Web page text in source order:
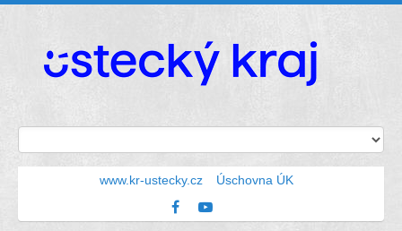
www.kr-ustecky.cz Úschovna ÚK